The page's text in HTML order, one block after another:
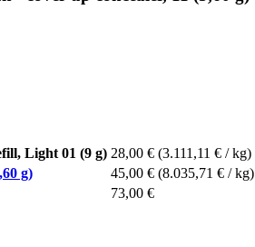
Light 01 (9 g) 28,00 € (3.111,11 € / kg)
g)
45,00 € (8.035,71 € / kg)
73,00 €